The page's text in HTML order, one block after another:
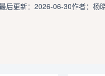
后更新：2026-06-30作者：杨